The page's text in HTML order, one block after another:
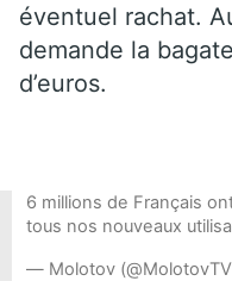
éventuel rachat.
demande la
d’euros.
6 millions de Français
tous nos nouveaux
— Molotov